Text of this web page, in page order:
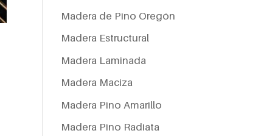
Madera de Pino Oregón
Madera Estructural
Madera Laminada
Madera Maciza
Madera Pino Amarillo
Madera Pino Radiata